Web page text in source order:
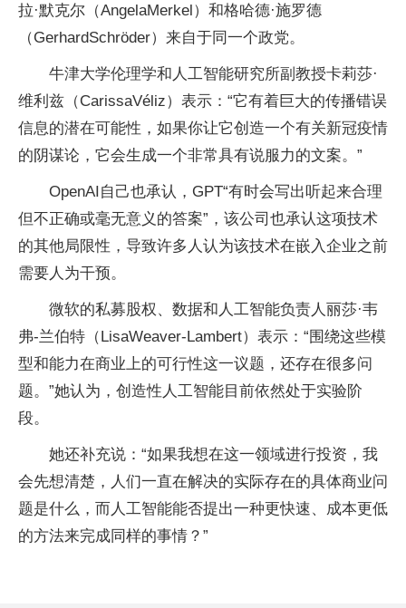
拉·默克尔（AngelaMerkel）和格哈德·施罗德
（GerhardSchröder）来自于同一个政党。
牛津大学伦理学和人工智能研究所副教授卡莉莎·
维利兹（CarissaVéliz）表示：“它有着巨大的传播错误
信息的潜在可能性，如果你让它创造一个有关新冠疫情
的阴谋论，它会生成一个非常具有说服力的文案。”
OpenAI自己也承认，GPT“有时会写出听起来合理
但不正确或毫无意义的答案”，该公司也承认这项技术
的其他局限性，导致许多人认为该技术在嵌入企业之前
需要人为干预。
微软的私募股权、数据和人工智能负责人丽莎·韦
弗-兰伯特（LisaWeaver-Lambert）表示：“围绕这些模
型和能力在商业上的可行性这一议题，还存在很多问
题。”她认为，创造性人工智能目前依然处于实验阶
段。
她还补充说：“如果我想在这一领域进行投资，我
会先想清楚，人们一直在解决的实际存在的具体商业问
题是什么，而人工智能能否提出一种更快速、成本更低
的方法来完成同样的事情？”